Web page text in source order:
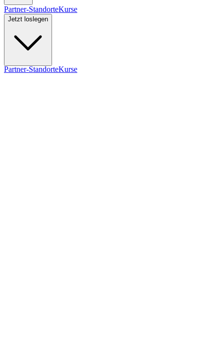
Partner-StandorteKurse
Jetzt loslegen
Partner-StandorteKurse